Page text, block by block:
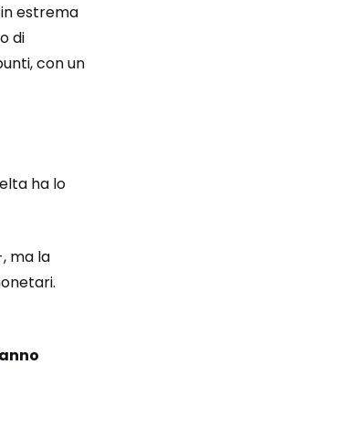
in estrema
di
con un
ha lo
ma la